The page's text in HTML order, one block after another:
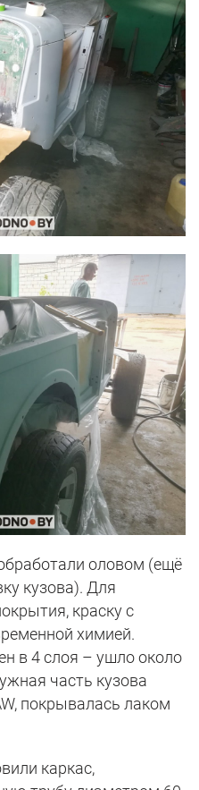
оловом (ещё
кузова). Для
краску с
химией.
в 4 слоя – ушло около
часть кузова
покрывалась лаком
каркас,